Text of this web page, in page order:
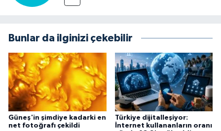
Bunlar da ilginizi çekebilir
Güneş'in şimdiye kadarki en
net fotoğrafı çekildi
Türkiye dijitalleşiyor:
İnternet kullananların oranı